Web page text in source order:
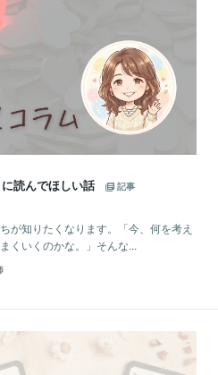
読んでほしい話
記事
が知りたくなります。「今、何を考え
くいくのかな。」そんな...